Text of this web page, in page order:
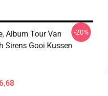
Album Tour Van
Sirens Gooi Kussen
-20%